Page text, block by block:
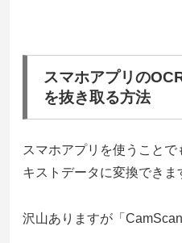
スマホアプリの
を抜き取る方法
スマホアプリを使うこと
キストデータに変換できま
沢山ありますが「